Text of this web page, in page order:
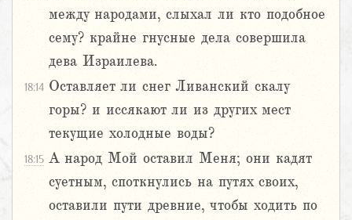
между народами, слыхал ли кто подобное
сему? крайне гнусные дела совершила
дева Израилева.
18:14 Оставляет ли снег Ливанский скалу
горы? и иссякают ли из других мест
текущие холодные воды?
18:15 А народ Мой оставил Меня; они кадят
суетным, споткнулись на путях своих,
оставили пути древние, чтобы ходить по